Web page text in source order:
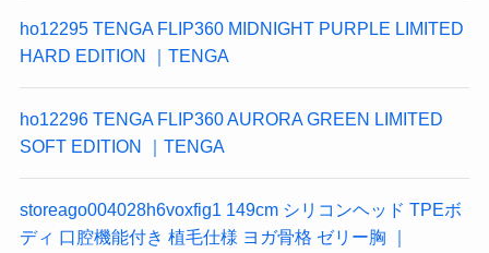
ho12295 TENGA FLIP360 MIDNIGHT PURPLE LIMITED
HARD EDITION ｜TENGA
ho12296 TENGA FLIP360 AURORA GREEN LIMITED
SOFT EDITION ｜TENGA
storeago004028h6voxfig1 149cm シリコンヘッド TPEボ
ディ 口腔機能付き 植毛仕様 ヨガ骨格 ゼリー胸 ｜